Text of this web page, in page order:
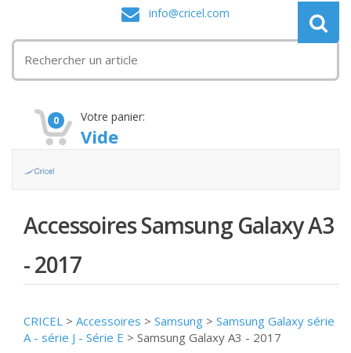
info@cricel.com
0 Votre panier:
Vide
Accessoires Samsung Galaxy A3
- 2017
CRICEL > Accessoires > Samsung > Samsung Galaxy série
A - série J - Série E > Samsung Galaxy A3 - 2017